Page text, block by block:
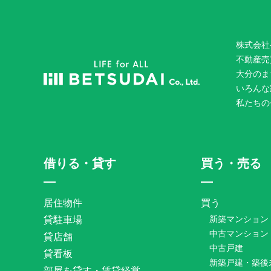
株式会
不動産
大分の
いろん
私たち
借りる・貸す
居住物件
貸駐車場
貸店舗
貸看板
買う・売る
買う
新築マンション
中古マンション
中古戸建
新築戸建・築